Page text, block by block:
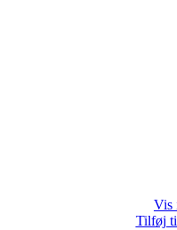
Vis
Tilføj